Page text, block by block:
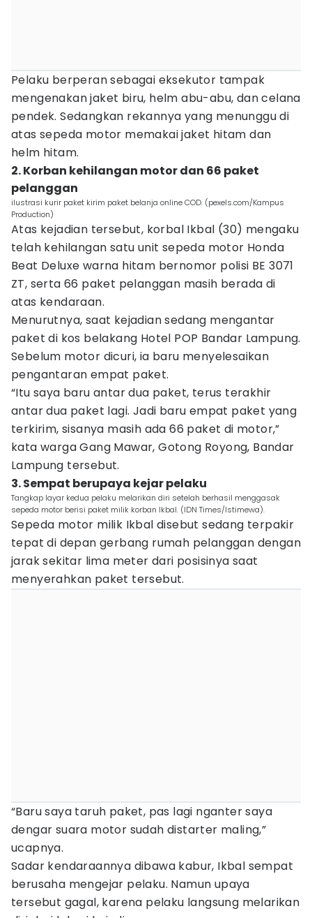
Pelaku berperan sebagai eksekutor tampak
mengenakan jaket biru, helm abu-abu, dan celana
pendek. Sedangkan rekannya yang menunggu di
atas sepeda motor memakai jaket hitam dan
helm hitam.
2. Korban kehilangan motor dan 66 paket
pelanggan
ilustrasi kurir paket kirim paket belanja online COD. (pexels.com/Kampus
Production)
Atas kejadian tersebut, korbal Ikbal (30) mengaku
telah kehilangan satu unit sepeda motor Honda
Beat Deluxe warna hitam bernomor polisi BE 3071
ZT, serta 66 paket pelanggan masih berada di
atas kendaraan.
Menurutnya, saat kejadian sedang mengantar
paket di kos belakang Hotel POP Bandar Lampung.
Sebelum motor dicuri, ia baru menyelesaikan
pengantaran empat paket.
“Itu saya baru antar dua paket, terus terakhir
antar dua paket lagi. Jadi baru empat paket yang
terkirim, sisanya masih ada 66 paket di motor,”
kata warga Gang Mawar, Gotong Royong, Bandar
Lampung tersebut.
3. Sempat berupaya kejar pelaku
Tangkap layar kedua pelaku melarikan diri setelah berhasil menggasak
sepeda motor berisi paket milik korban Ikbal. (IDN Times/Istimewa).
Sepeda motor milik Ikbal disebut sedang terpakir
tepat di depan gerbang rumah pelanggan dengan
jarak sekitar lima meter dari posisinya saat
menyerahkan paket tersebut.
“Baru saya taruh paket, pas lagi nganter saya
dengar suara motor sudah distarter maling,”
ucapnya.
Sadar kendaraannya dibawa kabur, Ikbal sempat
berusaha mengejar pelaku. Namun upaya
tersebut gagal, karena pelaku langsung melarikan